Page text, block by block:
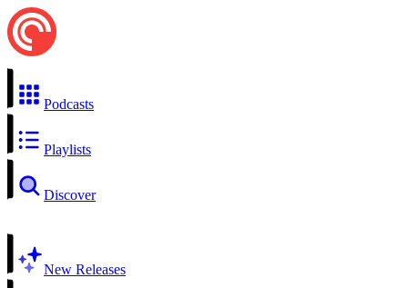
Podcasts
Playlists
Discover
New Releases